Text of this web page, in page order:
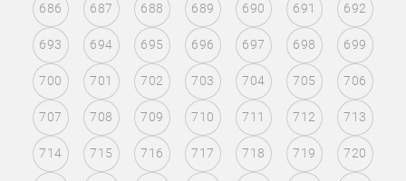
686 687 688 689 690 691 692
693 694 695 696 697 698 699
700 701 702 703 704 705 706
707 708 709 710 711 712 713
714 715 716 717 718 719 720